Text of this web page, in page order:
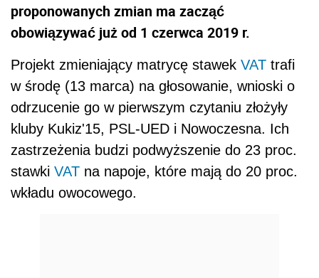
proponowanych zmian ma zacząć
obowiązywać już od 1 czerwca 2019 r.
Projekt zmieniający matrycę stawek VAT trafi
w środę (13 marca) na głosowanie, wnioski o
odrzucenie go w pierwszym czytaniu złożyły
kluby Kukiz'15, PSL-UED i Nowoczesna. Ich
zastrzeżenia budzi podwyższenie do 23 proc.
stawki VAT na napoje, które mają do 20 proc.
wkładu owocowego.